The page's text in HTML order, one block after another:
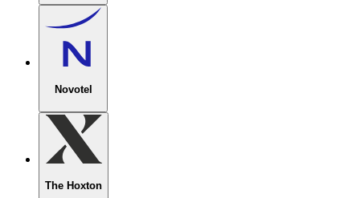
Novotel
The Hoxton